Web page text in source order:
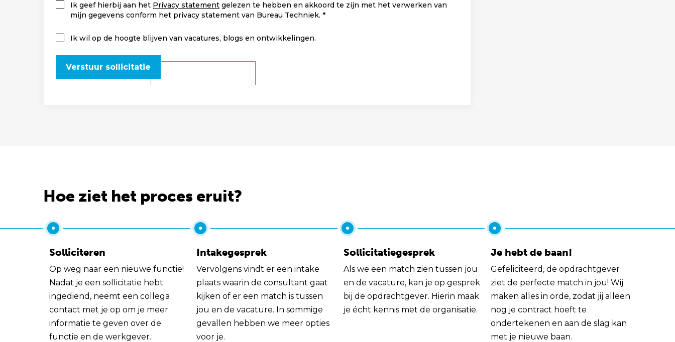
Ik geef hierbij aan het Privacy statement gelezen te hebben en akkoord te zijn met het verwerken van
mijn gegevens conform het privacy statement van Bureau Techniek.
Ik wil op de hoogte blijven van vacatures, blogs en ontwikkelingen.
Verstuur sollicitatie
Hoe ziet het proces eruit?
Solliciteren
Op weg naar een nieuwe functie!
Nadat je een sollicitatie hebt
ingediend, neemt een collega
contact met je op om je meer
informatie te geven over de
functie en de werkgever.
Intakegesprek
Vervolgens vindt er een intake
plaats waarin de consultant gaat
kijken of er een match is tussen
jou en de vacature. In sommige
gevallen hebben we meer opties
voor je.
Sollicitatiegesprek
Als we een match zien tussen jou
en de vacature, kan je op gesprek
bij de opdrachtgever. Hierin maak
je écht kennis met de organisatie.
Je hebt de baan!
Gefeliciteerd, de opdrachtgever
ziet de perfecte match in jou! Wij
maken alles in orde, zodat jij alleen
nog je contract hoeft te
ondertekenen en aan de slag kan
met je nieuwe baan.